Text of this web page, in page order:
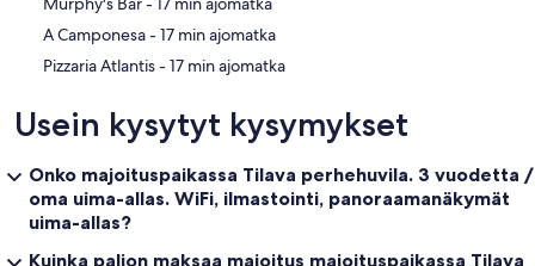
‪A Camponesa - ‬17 min ajomatka
‪Pizzaria Atlantis - ‬17 min ajomatka
Usein kysytyt kysymykset
Onko majoituspaikassa Tilava perhehuvila. 3 vuodetta /
oma uima-allas. WiFi, ilmastointi, panoraamanäkymät
uima-allas?
Kuinka paljon maksaa majoitus majoituspaikassa Tilava